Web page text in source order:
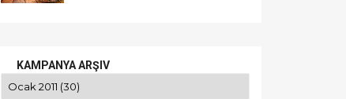
KAMPANYA ARŞIV